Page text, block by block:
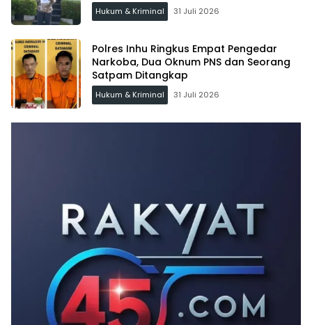
Hukum & Kriminal 31 Juli 2026
Polres Inhu Ringkus Empat Pengedar
Narkoba, Dua Oknum PNS dan Seorang
Satpam Ditangkap
Hukum & Kriminal 31 Juli 2026